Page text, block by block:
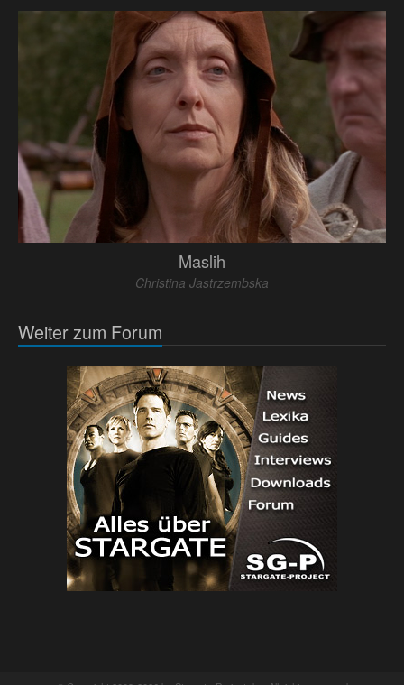
Maslih
Christina Jastrzembska
Weiter zum Forum